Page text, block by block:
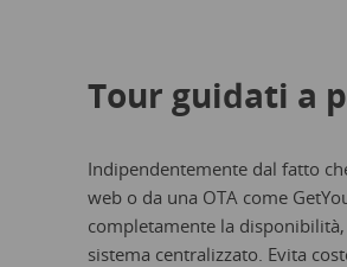
Tour guidati a
Indipendentemente dal fatto
web o da una OTA come
completamente la
sistema centralizzato. Evita